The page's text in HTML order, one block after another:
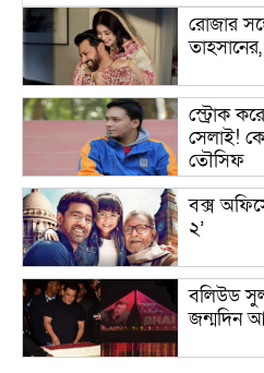
রোজার
স্ট্রোক
সেলাই!
তৌসিফ
বক্স
২’
বলিউড
জন্মদিন